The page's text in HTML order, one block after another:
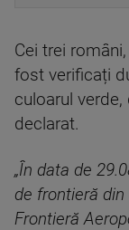
Cei trei
fost verificați
culoarul
declarat.
„În data de
de frontieră
Frontieră